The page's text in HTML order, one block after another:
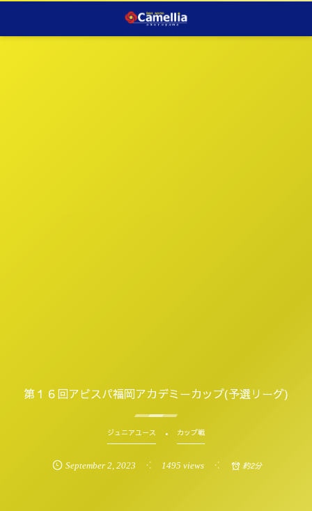
第１６回アビスパ福岡アカデミーカップ(予選リーグ)
ジュニアユース カップ戦
September 2, 2023 1495 views 約2分